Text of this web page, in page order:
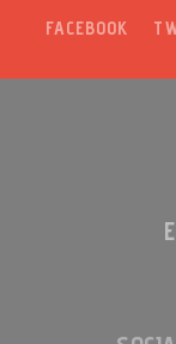
FACEBOOK